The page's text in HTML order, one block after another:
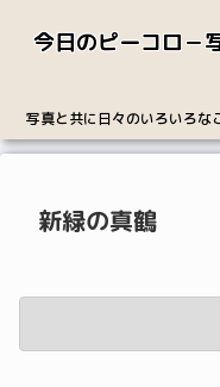
今日のピーコロ－
写真と共に日々のいろいろな
新緑の真鶴